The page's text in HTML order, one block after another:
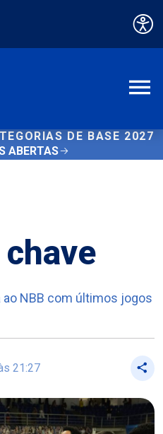
DE BASE 2027
ABERTAS
NBB com últimos jogos
21:27